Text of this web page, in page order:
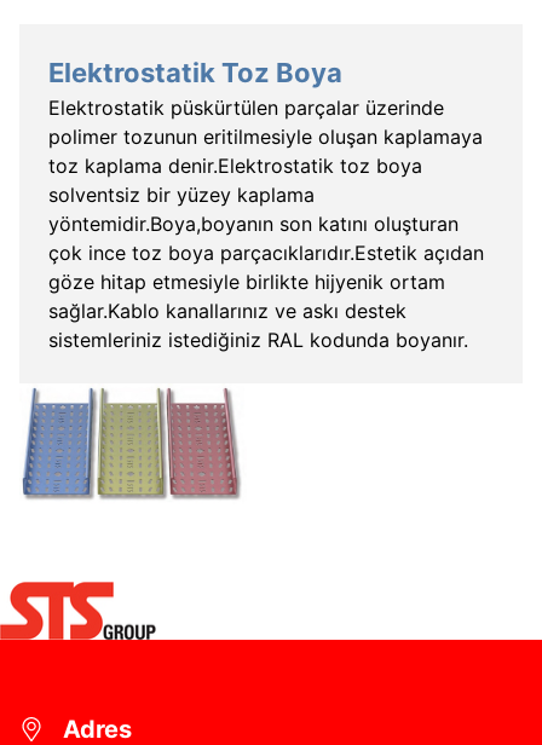
Elektrostatik Toz Boya
Elektrostatik püskürtülen parçalar üzerinde
polimer tozunun eritilmesiyle oluşan kaplamaya
toz kaplama denir.Elektrostatik toz boya
solventsiz bir yüzey kaplama
yöntemidir.Boya,boyanın son katını oluşturan
çok ince toz boya parçacıklarıdır.Estetik açıdan
göze hitap etmesiyle birlikte hijyenik ortam
sağlar.Kablo kanallarınız ve askı destek
sistemleriniz istediğiniz RAL kodunda boyanır.
Adres